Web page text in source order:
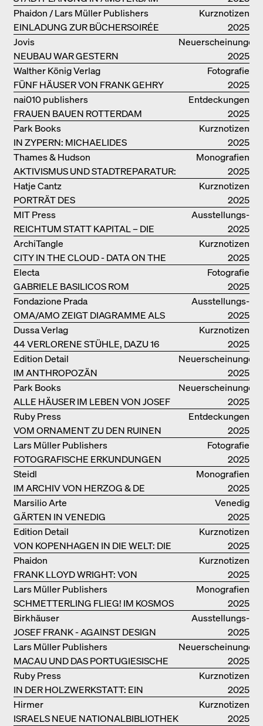
Kurznotizen
EINLADUNG ZUR BÜCHERSOIRÉE
Phaidon / Lars Müller Publishers
2025
Neuerscheinungen
NEUBAU WAR GESTERN
Jovis
2025
Fotografie
FÜNF HÄUSER VON FRANK GEHRY
Walther König Verlag
2025
Entdeckungen
FRAUEN BAUEN ROTTERDAM
nai010 publishers
2025
Kurznotizen
IN ZYPERN: MICHAELIDES
RESIDENCE
Park Books
2025
Monografien
AKTIVISMUS UND STADTREPARATUR:
ASSEMBLE
Thames & Hudson
2025
Kurznotizen
PORTRÄT DES
PRODUKTIONSGEBÄUDES THE PLUS
DER BJARKE INGELS GROUP
Hatje Cantz
2025
Ausstellungs­
kataloge
REICHTUM STATT KAPITAL – DIE
ARCHITEKTUR VON ANUPAMA
KUNDOO
MIT Press
2025
Kurznotizen
CITY IN THE CLOUD - DATA ON THE
GROUND
ArchiTangle
2025
Fotografie
GABRIELE BASILICOS ROM
Electa
2025
Ausstellungs­
kataloge
OMA/AMO ZEIGT DIAGRAMME ALS
NARRATIVE DER ERKENNTNIS
Fondazione Prada
2025
Kurznotizen
44 VERLORENE STÜHLE, DAZU 16
SOFAS UND BÄNKE
Dussa Verlag
2025
Neuerscheinungen
IM ANTHROPOZÄN
Edition Detail
2025
Neuerscheinungen
ALLE HÄUSER IM LEBEN VON JOSEF
FRANK
Park Books
2025
Entdeckungen
VOM ORNAMENT ZU DEN RUINEN
DES ALLTAGS
Ruby Press
2025
Fotografie
FOTOGRAFISCHE ERKUNDUNGEN
VON DENISE SCOTT BROWN
Lars Müller Publishers
2025
Monografien
IM ARCHIV VON HERZOG & DE
MEURON
Steidl
2025
Venedig
GÄRTEN IN VENEDIG
Marsilio Arte
2025
Kurznotizen
VON KOPENHAGEN IN DIE WELT: DIE
BJARKE INGELS GROUP
Edition Detail
2025
Kurznotizen
FRANK LLOYD WRIGHT: VON
FALLINGWATER BIS ZUM ROBBIE
HOUSE
Phaidon
2025
Monografien
SCHMETTERLING FLIEG! IM KOSMOS
VON EOOS
Lars Müller Publishers
2025
Ausstellungs­
kataloge
JOSEF FRANK - AGAINST DESIGN
Birkhäuser
2025
Neuerscheinungen
MACAU UND DAS PORTUGIESISCHE
KOLONIALERBE IN CHINA
Lars Müller Publishers
2025
Kurznotizen
IN DER HOLZWERKSTATT: EIN
HANDBUCH
Ruby Press
2025
Kurznotizen
ISRAELS NEUE NATIONALBIBLIOTHEK
Hirmer
2025